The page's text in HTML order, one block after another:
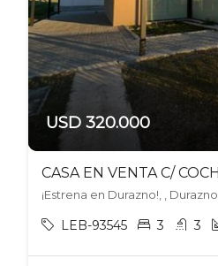
USD 320.000
¡Estrena en Durazno!, , Durazno
LEB-93545 3 3